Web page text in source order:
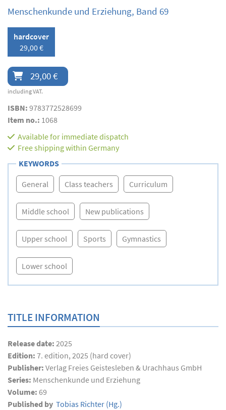
Menschenkunde und Erziehung, Band 69
hardcover
29,00 €
29,00 €
including VAT.
ISBN: 9783772528699
Item no.: 1068
Available for immediate dispatch
Free shipping within Germany
KEYWORDS
General Class teachers Curriculum
Middle school New publications
Upper school Sports Gymnastics
Lower school
TITLE INFORMATION
Release date: 2025
Edition: 7. edition, 2025 (hard cover)
Publisher: Verlag Freies Geistesleben & Urachhaus GmbH
Series: Menschenkunde und Erziehung
Volume: 69
Published by Tobias Richter (Hg.)